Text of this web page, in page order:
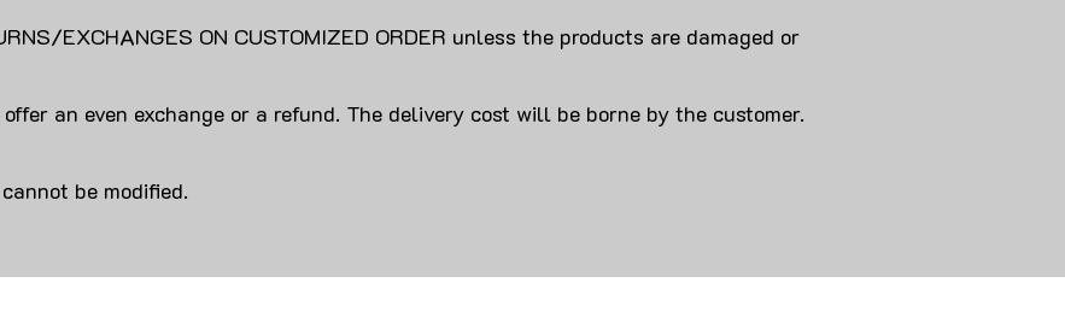
EXCHANGES ON CUSTOMIZED ORDER unless the products are damaged or
an even exchange or a refund. The delivery cost will be borne by the customer.
be modified.